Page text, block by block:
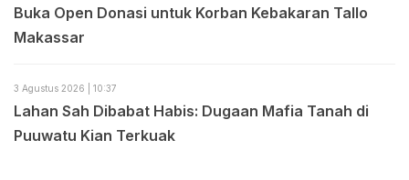
Buka Open Donasi untuk Korban Kebakaran Tallo
Makassar
3 Agustus 2026 | 10:37
Lahan Sah Dibabat Habis: Dugaan Mafia Tanah di
Puuwatu Kian Terkuak